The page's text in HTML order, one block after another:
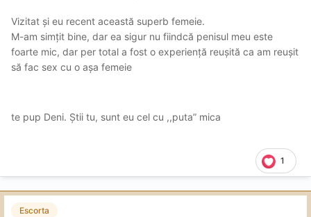
Vizitat și eu recent această superb femeie.
M-am simțit bine, dar ea sigur nu fiindcă penisul meu este
foarte mic, dar per total a fost o experiență reușită ca am reușit
să fac sex cu o așa femeie
te pup Deni. Știi tu, sunt eu cel cu ,,puta” mica
1
Escorta